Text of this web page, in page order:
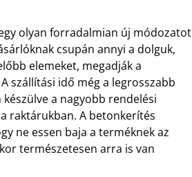
olyan forradalmian új módozatot
csupán annyi a dolguk,
elemeket, megadják a
A szállítási idő még a legrosszabb
a nagyobb rendelési
raktárukban. A betonkerítés
ne essen baja a terméknek az
természetesen arra is van